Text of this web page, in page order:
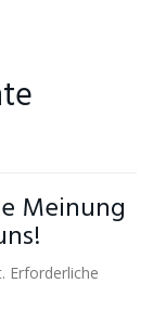
Meinung
Erforderliche